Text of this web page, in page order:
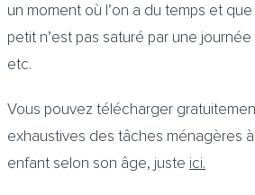
un moment où l’on a du temps et
petit n’est pas saturé par une
etc.
Vous pouvez télécharger
exhaustives des tâches ménagères
enfant selon son âge, juste ici.